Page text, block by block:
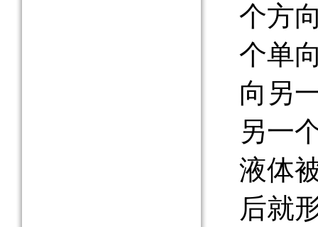
个方
个单
向另
另一
液体
后就